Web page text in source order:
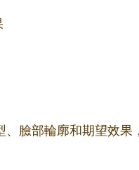
、臉部輪廓和期望效